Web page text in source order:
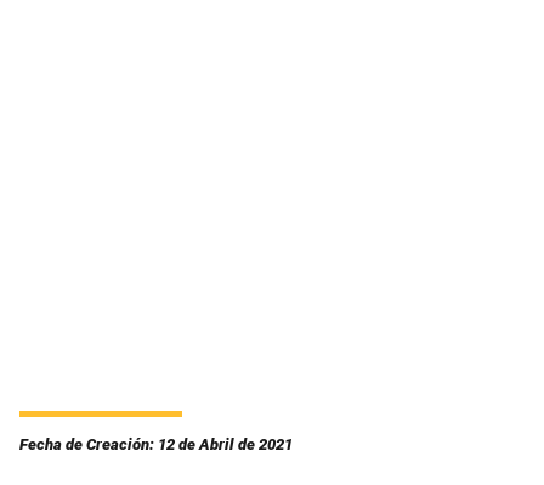
Fecha de Creación: 12 de Abril de 2021